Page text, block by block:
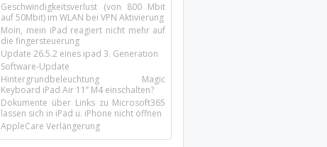
Geschwindigkeitsverlust (von 800 Mbit
auf 50Mbit) im WLAN bei VPN Aktivierung
Moin, mein iPad reagiert nicht mehr auf
die fingersteuerung
Update 26.5.2 eines ipad 3. Generation
Software-Update
Hintergrundbeleuchtung Magic
Keyboard iPad Air 11’’ M4 einschalten?
Dokumente über Links zu Microsoft365
lassen sich in iPad u. iPhone nicht öffnen
AppleCare Verlängerung